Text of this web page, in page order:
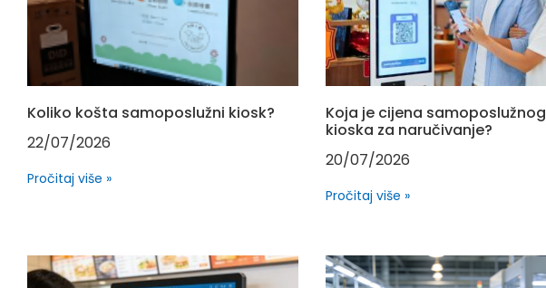
Koliko košta samoposlužni kiosk?
22/07/2026
Pročitaj više »
Koja je cijena samoposlužnog
kioska za naručivanje?
20/07/2026
Pročitaj više »